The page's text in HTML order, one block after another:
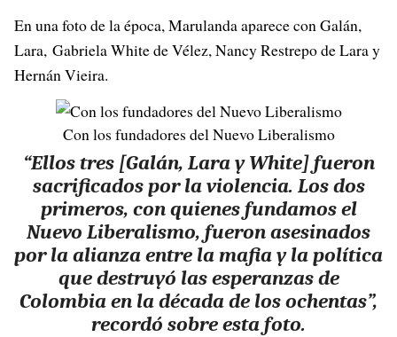
En una foto de la época, Marulanda aparece con Galán,
Lara, Gabriela White de Vélez, Nancy Restrepo de Lara y
Hernán Vieira.
Con los fundadores del Nuevo Liberalismo
“Ellos tres [Galán, Lara y White] fueron
sacrificados por la violencia. Los dos
primeros, con quienes fundamos el
Nuevo Liberalismo, fueron asesinados
por la alianza entre la mafia y la política
que destruyó las esperanzas de
Colombia en la década de los ochentas”,
recordó sobre esta foto.